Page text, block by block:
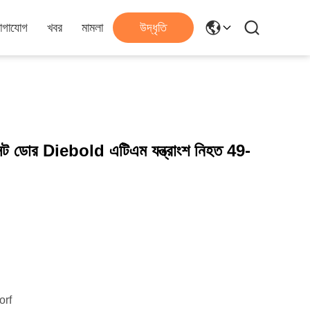
খবর মামলা উদ্ধৃতি
ডোর Diebold এটিএম যন্ত্রাংশ নিহত 49-